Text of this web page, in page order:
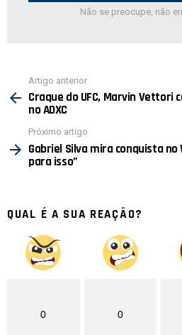
Não se preocupe, não
mais
Artigo anterior
Craque do UFC, Marvin Vettori
no ADXC
Próximo artigo
Gabriel Silva mira conquista
para isso”
QUAL É A SUA REAÇÃO?
0 0